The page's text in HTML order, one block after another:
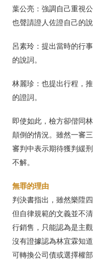
葉公亮：強調自己重視
也聲請證人佐證自己的說
呂素玲：提出當時的行
的說詞。
林麗珍：也提出行程，
的證詞。
即使如此，檢方卻偕同
顛倒的情況。雖然一審
審判中表示期待獲判緩
不解。
無罪的理由
判決書指出，雖然樂陞
但自律規範的文義並不
行銷售，只能認為是主
沒有證據認為林宜霖知
可轉換公司債或選擇權